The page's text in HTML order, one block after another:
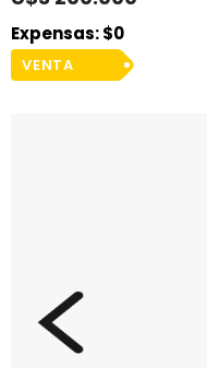
Expensas: $0
VENTA